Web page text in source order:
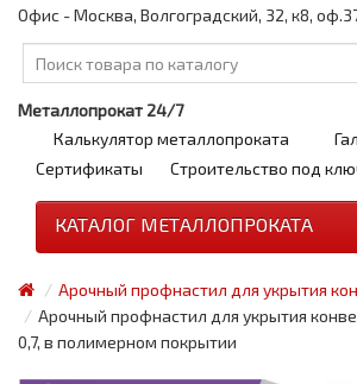
Офис - Москва, Волгоградский, 32, к8,
Металлопрокат 24/7
Калькулятор металлопроката
Сертификаты
Строительство под
КАТАЛОГ МЕТАЛЛОПРОКАТА
Арочный профнастил для укрытия
Арочный профнастил для укрытия
0,7, в полимерном покрытии